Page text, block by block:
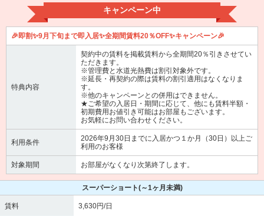
キャンペーン中
🎉即割✨9月下旬まで即入居✨全期間賃料20％OFF✨キャンペーン🎉
特典内容
契約中の賃料を掲載賃料から全期間20％引きさせてい
ただきます。
※管理費と水道光熱費は割引対象外です。
※延長・再契約の際は賃料の割引適用はなくなりま
す。
※他のキャンペーンとの併用はできません。
★ご希望の入居日・期間に応じて、他にも賃料半額・
初期費用お値引き可能はお部屋もございます。
お気軽にお問い合わせください。
利用条件
2026年9月30日までに入居かつ１か月（30日）以上ご
利用のお客様
対象期間 お部屋がなくなり次第終了します。
スーパーショート(～1ヶ月未満)
賃料 3,630円/日